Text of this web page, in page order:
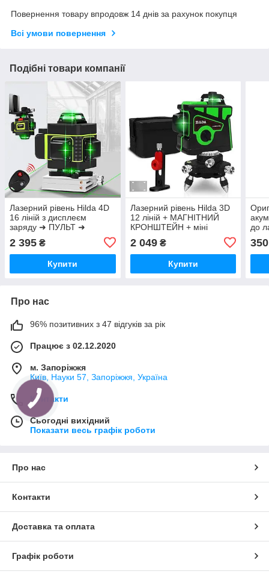
Повернення товару впродовж 14 днів за рахунок покупця
Всі умови повернення
Подібні товари компанії
Лазерний рівень Hilda 4D
16 ліній з дисплеєм
заряду ➜ ПУЛЬТ ➜
2 395 ₴
Купити
Лазерний рівень Hilda 3D
12 ліній + МАГНІТНИЙ
КРОНШТЕЙН + міні
ПРОМІНЬ ☀
2 049₴
Купити
до
350
Про нас
96% позитивних з 47 відгуків за рік
Працює з 02.12.2020
м. Запоріжжя
Київ, Науки 57, Запоріжжя, Україна
Контакти
Сьогодні вихідний
Показати весь графік роботи
Про нас
Контакти
Доставка та оплата
Графік роботи